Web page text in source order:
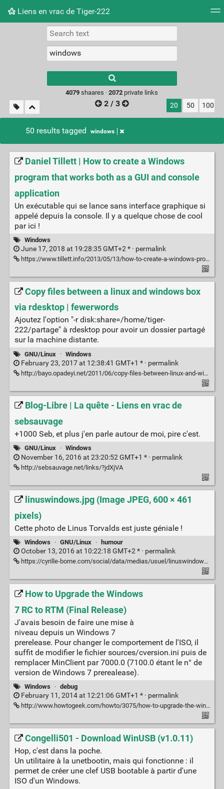
Liens en vrac de Tiger-222
Picture wall
results.
4079 shaares ·2072 private links
2 / 3 20 50 100
50 results tagged windows
Daniel Tillett | How to create a Windows
program that works both as a GUI and console
application
Un exécutable qui se lance sans interface graphique si
appelé depuis la console. Il y a quelque chose de cool
par ici !
Windows
June 17, 2018 at 19:28:35 GMT+2 * · permalink
https://www.tillett.info/2013/05/13/how-to-create-a-windows-program-that-works-as-both-as-a-gui-and-console-application/
Copy files between a linux and windows box
via rdesktop | fewerwords
Ajoutez l'option "-r disk:share=/home/tiger-
222/partage" à rdesktop pour avoir un dossier partagé
sur la machine distante.
GNU/Linux · Windows
February 23, 2017 at 12:38:41 GMT+1 * · permalink
http://bayo.opadeyi.net/2011/06/copy-files-between-linux-and-windows.html
Blog-Libre | La quête - Liens en vrac de
sebsauvage
+1000 Seb, et plus j'en parle autour de moi, pire c'est.
GNU/Linux · Windows
November 16, 2016 at 23:20:52 GMT+1 * · permalink
http://sebsauvage.net/links/?jdXjVA
linuswindows.jpg (Image JPEG, 600 × 461
pixels)
Cette photo de Linus Torvalds est juste géniale !
Windows · GNU/Linux · humour
October 13, 2016 at 10:22:18 GMT+2 * · permalink
https://cyrille-borne.com/social/data/medias/usuel/linuswindows.jpg
How to Upgrade the Windows
7 RC to RTM (Final Release)
J'avais besoin de faire une mise à
niveau depuis un Windows 7
prerelease. Pour changer le comportement de l'ISO, il
suffit de modifier le fichier sources/cversion.ini puis de
remplacer MinClient par 7000.0 (7100.0 étant le n° de
version de Windows 7 prerealease).
Windows · debug
February 11, 2014 at 12:21:06 GMT+1 * · permalink
http://www.howtogeek.com/howto/3075/how-to-upgrade-the-windows-7-rc-to-rtm/
Congelli501 - Download WinUSB (v1.0.11)
Hop, c'est dans la poche.
Un utilitaire à la unetbootin, mais qui fonctionne : il
permet de créer une clef USB bootable à partir d'une
ISO d'un Windows.